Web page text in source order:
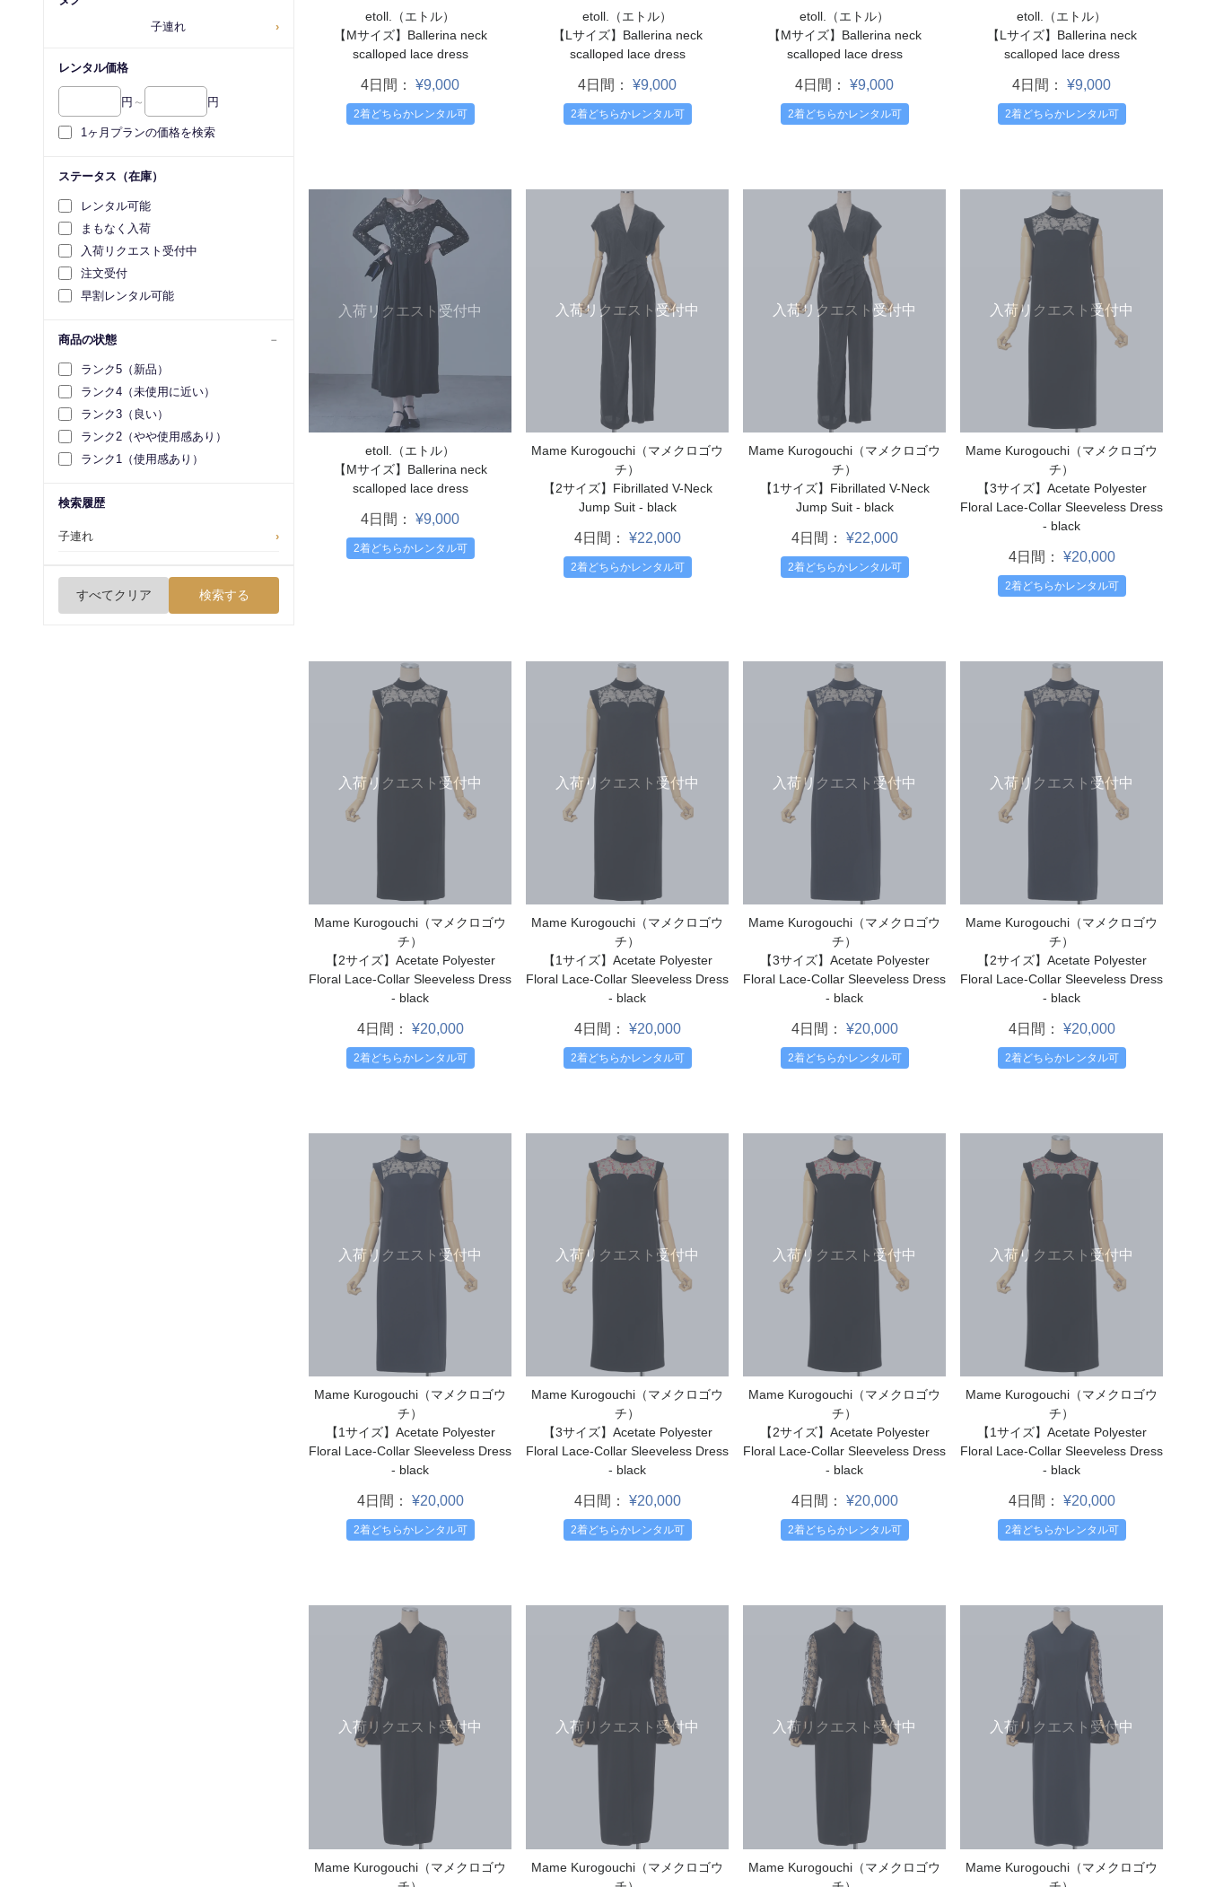
子連れ
›
レンタル価格
円 ～ 円
1ヶ月プランの価格を検索
ステータス（在庫）
レンタル可能
まもなく入荷
入荷リクエスト受付中
注文受付
早割レンタル可能
商品の状態
ランク5（新品）
ランク4（未使用に近い）
ランク3（良い）
ランク2（やや使用感あり）
ランク1（使用感あり）
検索履歴
子連れ ›
すべてクリア 検索する
etoll.（エトル）
【Mサイズ】Ballerina neck
scalloped lace dress
4日間： ¥9,000
2着どちらかレンタル可
etoll.（エトル）
【Lサイズ】Ballerina neck
scalloped lace dress
4日間： ¥9,000
2着どちらかレンタル可
etoll.（エトル）
【Mサイズ】Ballerina neck
scalloped lace dress
4日間： ¥9,000
2着どちらかレンタル可
etoll.（エトル）
【Lサイズ】Ballerina neck
scalloped lace dress
4日間： ¥9,000
2着どちらかレンタル可
入荷リクエスト受付中
etoll.（エトル）
【Mサイズ】Ballerina neck
scalloped lace dress
4日間： ¥9,000
2着どちらかレンタル可
入荷リクエスト受付中
Mame Kurogouchi（マメクロゴウ
チ）
【2サイズ】Fibrillated V-Neck
Jump Suit - black
4日間： ¥22,000
2着どちらかレンタル可
入荷リクエスト受付中
Mame Kurogouchi（マメクロゴウ
チ）
【1サイズ】Fibrillated V-Neck
Jump Suit - black
4日間： ¥22,000
2着どちらかレンタル可
入荷リクエスト受付中
Mame Kurogouchi（マメクロゴウ
チ）
【3サイズ】Acetate Polyester
Floral Lace-Collar Sleeveless Dress
- black
4日間： ¥20,000
2着どちらかレンタル可
入荷リクエスト受付中
Mame Kurogouchi（マメクロゴウ
チ）
【2サイズ】Acetate Polyester
Floral Lace-Collar Sleeveless Dress
- black
4日間： ¥20,000
2着どちらかレンタル可
入荷リクエスト受付中
Mame Kurogouchi（マメクロゴウ
チ）
【1サイズ】Acetate Polyester
Floral Lace-Collar Sleeveless Dress
- black
4日間： ¥20,000
2着どちらかレンタル可
入荷リクエスト受付中
Mame Kurogouchi（マメクロゴウ
チ）
【3サイズ】Acetate Polyester
Floral Lace-Collar Sleeveless Dress
- black
4日間： ¥20,000
2着どちらかレンタル可
入荷リクエスト受付中
Mame Kurogouchi（マメクロゴウ
チ）
【2サイズ】Acetate Polyester
Floral Lace-Collar Sleeveless Dress
- black
4日間： ¥20,000
2着どちらかレンタル可
入荷リクエスト受付中
Mame Kurogouchi（マメクロゴウ
チ）
【1サイズ】Acetate Polyester
Floral Lace-Collar Sleeveless Dress
- black
4日間： ¥20,000
2着どちらかレンタル可
入荷リクエスト受付中
Mame Kurogouchi（マメクロゴウ
チ）
【3サイズ】Acetate Polyester
Floral Lace-Collar Sleeveless Dress
- black
4日間： ¥20,000
2着どちらかレンタル可
入荷リクエスト受付中
Mame Kurogouchi（マメクロゴウ
チ）
【2サイズ】Acetate Polyester
Floral Lace-Collar Sleeveless Dress
- black
4日間： ¥20,000
2着どちらかレンタル可
入荷リクエスト受付中
Mame Kurogouchi（マメクロゴウ
チ）
【1サイズ】Acetate Polyester
Floral Lace-Collar Sleeveless Dress
- black
4日間： ¥20,000
2着どちらかレンタル可
入荷リクエスト受付中
Mame Kurogouchi（マメクロゴウ
入荷リクエスト受付中
Mame Kurogouchi（マメクロゴウ
入荷リクエスト受付中
Mame Kurogouchi（マメクロゴウ
入荷リクエスト受付中
Mame Kurogouchi（マメクロゴウ